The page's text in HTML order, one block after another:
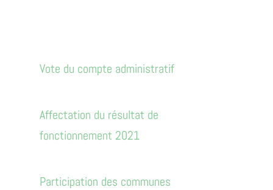
Vote du compte administratif
Affectation du résultat de
fonctionnement 2021
Participation des communes